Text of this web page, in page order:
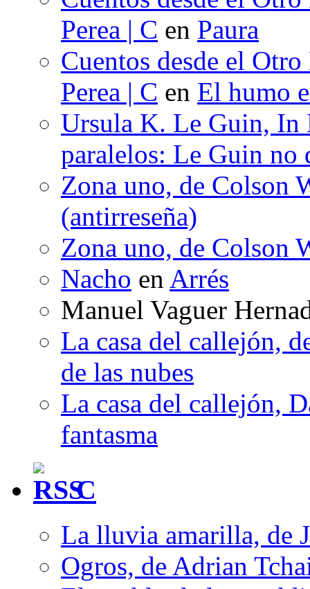
Perea | C en Paura
Cuentos desde el
Perea | C en El humo
Ursula K. Le Guin, In
paralelos: Le Guin no
Zona uno, de Colson
(antirreseña)
Zona uno, de Colson
Nacho en Arrés
Manuel Vaguer
La casa del callejón,
de las nubes
La casa del callejón,
fantasma
C
La lluvia amarilla, de
Ogros, de Adrian